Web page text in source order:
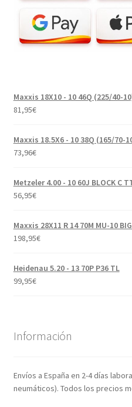
Maxxis 18X10 - 10 46Q (225/40-
81,95€
Maxxis 18.5X6 - 10 38Q (165/70-
73,96€
Metzeler 4.00 - 10 60J BLOCK
56,95€
Maxxis 28X11 R 14 70M MU-10
198,95€
Heidenau 5.20 - 13 70P P36 TL
99,95€
Información
Envíos a España en 2-4 días
neumáticos). Todos los precios